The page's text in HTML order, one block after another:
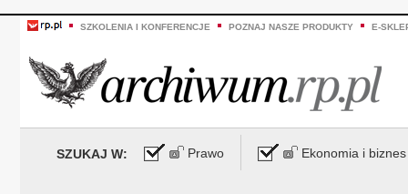
SZKOLENIA I KONFERENCJE POZNAJ NASZE PRODUKTY E-
SZUKAJ W: Prawo Ekonomia i biznes